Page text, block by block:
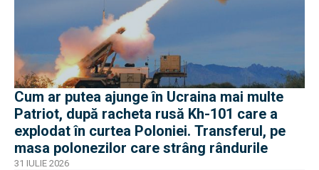
Cum ar putea ajunge în Ucraina mai multe
Patriot, după racheta rusă Kh-101 care a
explodat în curtea Poloniei. Transferul, pe
masa polonezilor care strâng rândurile
31 IULIE 2026